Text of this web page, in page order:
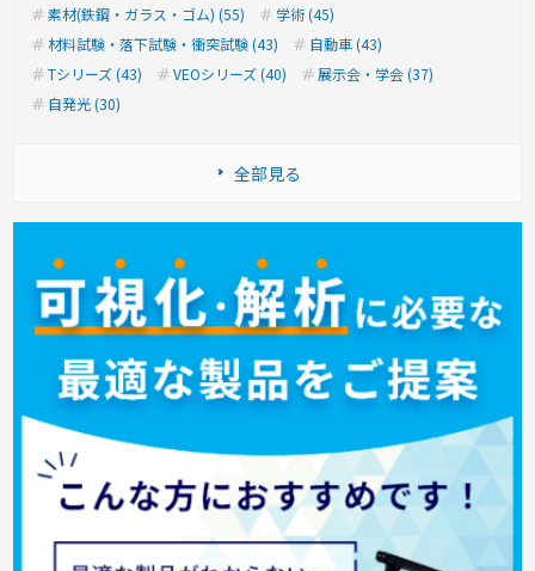
素材(鉄鋼・ガラス・ゴム) (55)
学術 (45)
材料試験・落下試験・衝突試験 (43)
自動車 (43)
Tシリーズ (43)
VEOシリーズ (40)
展示会・学会 (37)
自発光 (30)
全部見る